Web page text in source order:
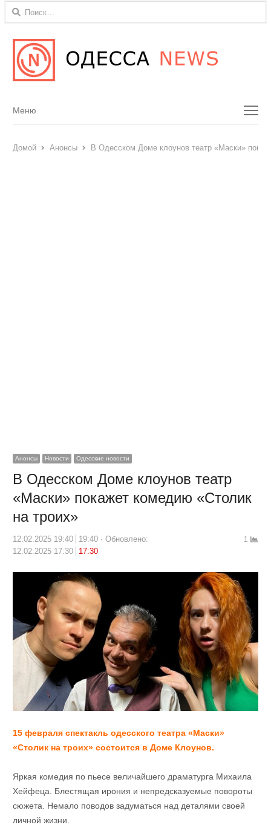
Найти:
Menu
Меню
Домой Анонсы В Одесском Доме клоунов театр «Маски»
Анонсы Новости Одесские новости
В Одесском Доме клоунов театр
«Маски» покажет комедию «Столик
на троих»
12.02.2025 19:40 19:40
Обновлено:
12.02.2025 17:30
17:30
1
15 февраля спектакль одесского театра «Маски»
«Столик на троих» состоится в Доме Клоунов.
Яркая комедия по пьесе величайшего драматурга Михаила
Хейфеца. Блестящая ирония и непредсказуемые повороты
сюжета. Немало поводов задуматься над деталями своей
личной жизни.